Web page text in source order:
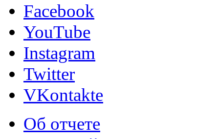
Facebook
YouTube
Instagram
Twitter
VKontakte
Об отчете